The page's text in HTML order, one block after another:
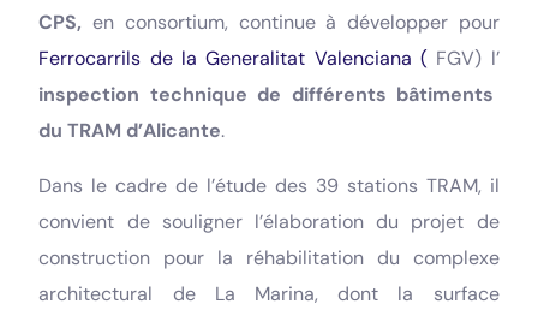
CPS,en consortium, continue à développer pour
Ferrocarrils de la Generalitat Valenciana (FGV) l’
inspection technique de différents bâtiments
du TRAM d’Alicante.
Dans le cadre de l’étude des 39 stations TRAM, il
convient de souligner l’élaboration du projet de
construction pour la réhabilitation du complexe
architectural de La Marina, dont la surface